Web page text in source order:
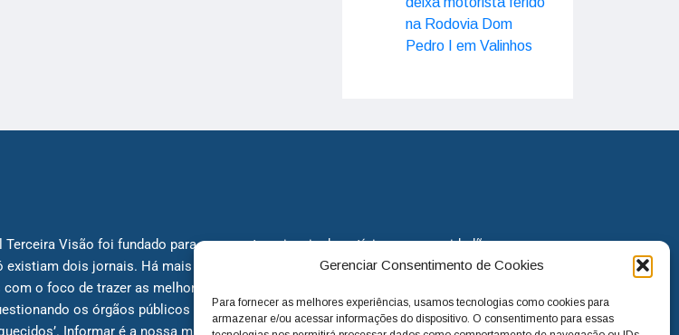
Gerenciar Consentimento de Cookies
Para fornecer as melhores experiências, usamos tecnologias como cookies para
armazenar e/ou acessar informações do dispositivo. O consentimento para essas
na Rodovia Dom
Pedro I em Valinhos
Terceira Visão foi fundado para ser uma terceira via de notícias para os cidadãos
existiam dois jornais. Há mais de 30 anos, o jornal continua assumindo o papel
com o foco de trazer as melhores notícias. Nunca deixamos de lado as
os órgãos públicos em busca de melhorias para a cidade e sempre
Informar é a nossa missão!